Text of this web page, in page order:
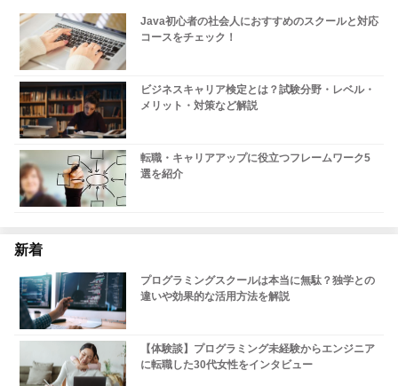
Java初心者の社会人におすすめのスクールと対応
コースをチェック！
ビジネスキャリア検定とは？試験分野・レベル・
メリット・対策など解説
転職・キャリアアップに役立つフレームワーク5
選を紹介
新着
プログラミングスクールは本当に無駄？独学との
違いや効果的な活用方法を解説
【体験談】プログラミング未経験からエンジニア
に転職した30代女性をインタビュー